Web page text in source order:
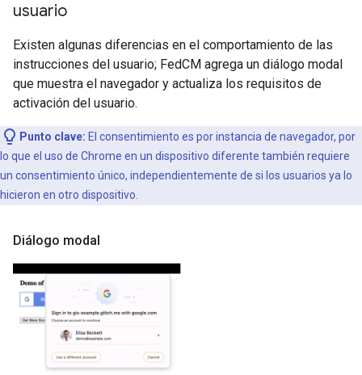
usuario
Existen algunas diferencias en el comportamiento de las
instrucciones del usuario; FedCM agrega un diálogo modal
que muestra el navegador y actualiza los requisitos de
activación del usuario.
Punto clave: El consentimiento es por instancia de navegador, por
lo que el uso de Chrome en un dispositivo diferente también requiere
un consentimiento único, independientemente de si los usuarios ya lo
hicieron en otro dispositivo.
Diálogo modal